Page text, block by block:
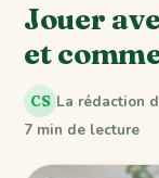
Jouer
et
CS La rédaction
7 min de lecture